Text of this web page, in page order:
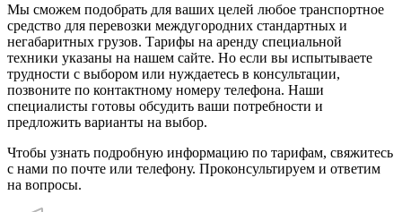
Мы сможем подобрать для ваших целей любое транспортное
средство для перевозки междугородних стандартных и
негабаритных грузов. Тарифы на аренду специальной
техники указаны на нашем сайте. Но если вы испытываете
трудности с выбором или нуждаетесь в консультации,
позвоните по контактному номеру телефона. Наши
специалисты готовы обсудить ваши потребности и
предложить варианты на выбор.
Чтобы узнать подробную информацию по тарифам, свяжитесь
с нами по почте или телефону. Проконсультируем и ответим
на вопросы.